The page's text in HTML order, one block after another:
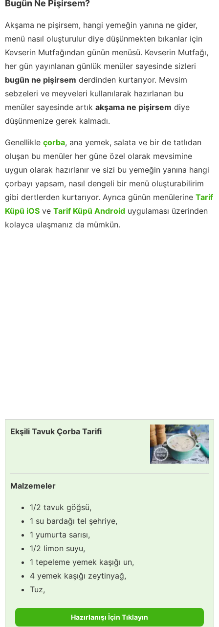
Bugün Ne Pişirsem?
Akşama ne pişirsem, hangi yemeğin yanına ne gider,
menü nasıl oluşturulur diye düşünmekten bıkanlar için
Kevserin Mutfağından günün menüsü. Kevserin Mutfağı,
her gün yayınlanan günlük menüler sayesinde sizleri
bugün ne pişirsem derdinden kurtarıyor. Mevsim
sebzeleri ve meyveleri kullanılarak hazırlanan bu
menüler sayesinde artık akşama ne pişirsem diye
düşünmenize gerek kalmadı.
Genellikle çorba, ana yemek, salata ve bir de tatlıdan
oluşan bu menüler her güne özel olarak mevsimine
uygun olarak hazırlanır ve sizi bu yemeğin yanına hangi
çorbayı yapsam, nasıl dengeli bir menü oluşturabilirim
gibi dertlerden kurtarıyor. Ayrıca günün menülerine Tarif
Küpü iOS ve Tarif Küpü Android uygulaması üzerinden
kolayca ulaşmanız da mümkün.
Ekşili Tavuk Çorba Tarifi
Malzemeler
1/2 tavuk göğsü,
1 su bardağı tel şehriye,
1 yumurta sarısı,
1/2 limon suyu,
1 tepeleme yemek kaşığı un,
4 yemek kaşığı zeytinyağ,
Tuz,
Hazırlanışı İçin Tıklayın